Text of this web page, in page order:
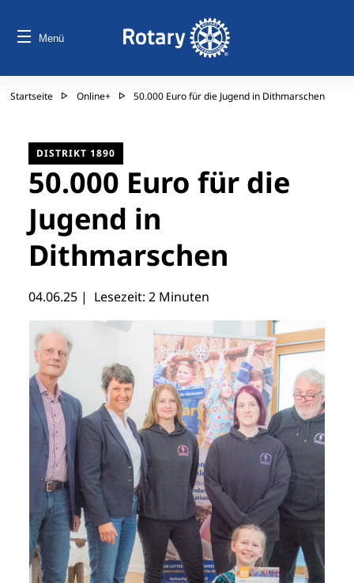
Menü
Startseite Online+ 50.000 Euro für die Jugend in Dithmarschen
DISTRIKT 1890
50.000 Euro für die
Jugend in
Dithmarschen
04.06.25 | Lesezeit: 2 Minuten